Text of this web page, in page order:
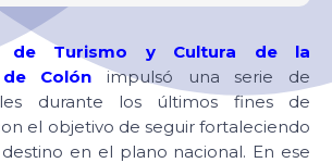
de Turismo y Cultura de la
Colón impulsó una serie de
durante los últimos fines de
el objetivo de seguir fortaleciendo
en el plano nacional. En ese